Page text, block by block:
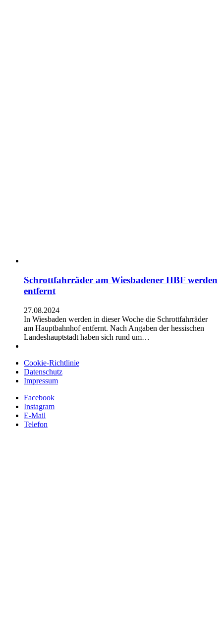
Schrottfahrräder am Wiesbadener HBF werden
entfernt
27.08.2024
In Wiesbaden werden in dieser Woche die Schrottfahrräder
am Hauptbahnhof entfernt. Nach Angaben der hessischen
Landeshauptstadt haben sich rund um…
Cookie-Richtlinie
Datenschutz
Impressum
Facebook
Instagram
E-Mail
Telefon